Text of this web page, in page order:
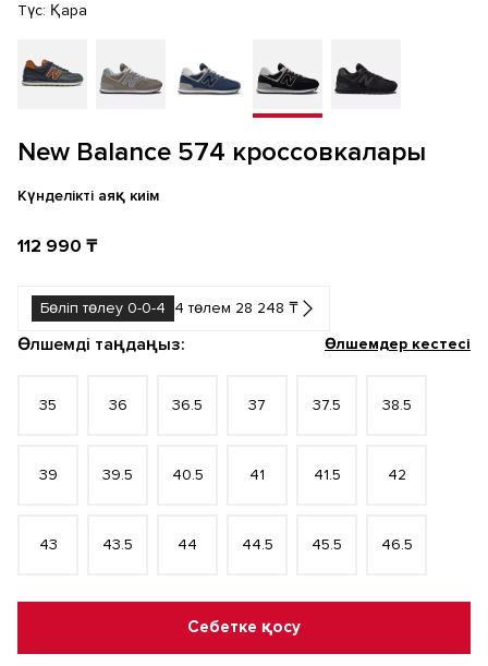
New Balance 574 кроссовкалары
Күнделікті аяқ киім
112 990 ₸
Бөліп төлеу 0-0-4 4 төлем 28 248 ₸
Түс: Қара
Өлшемді таңдаңыз: Өлшемдер кестесі
35 36 36.5 37 37.5 38.5
39 39.5 40.5 41 41.5 42
43 43.5 44 44.5 45.5 46.5
Себетке қосу